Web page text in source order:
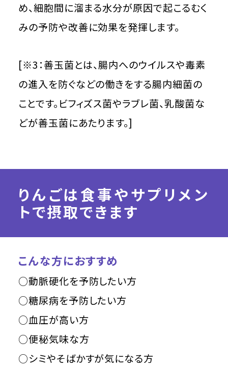
め、細胞間に溜まる水分が原因で起こるむく
みの予防や改善に効果を発揮します。
[※3：善玉菌とは、腸内へのウイルスや毒素
の進入を防ぐなどの働きをする腸内細菌の
ことです。ビフィズス菌やラブレ菌、乳酸菌な
どが善玉菌にあたります。]
りんごは食事やサプリメン
トで摂取できます
こんな方におすすめ
○動脈硬化を予防したい方
○糖尿病を予防したい方
○血圧が高い方
○便秘気味な方
○シミやそばかすが気になる方